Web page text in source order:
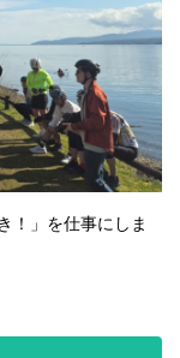
！」を仕事にしま
しく働けるお仕事